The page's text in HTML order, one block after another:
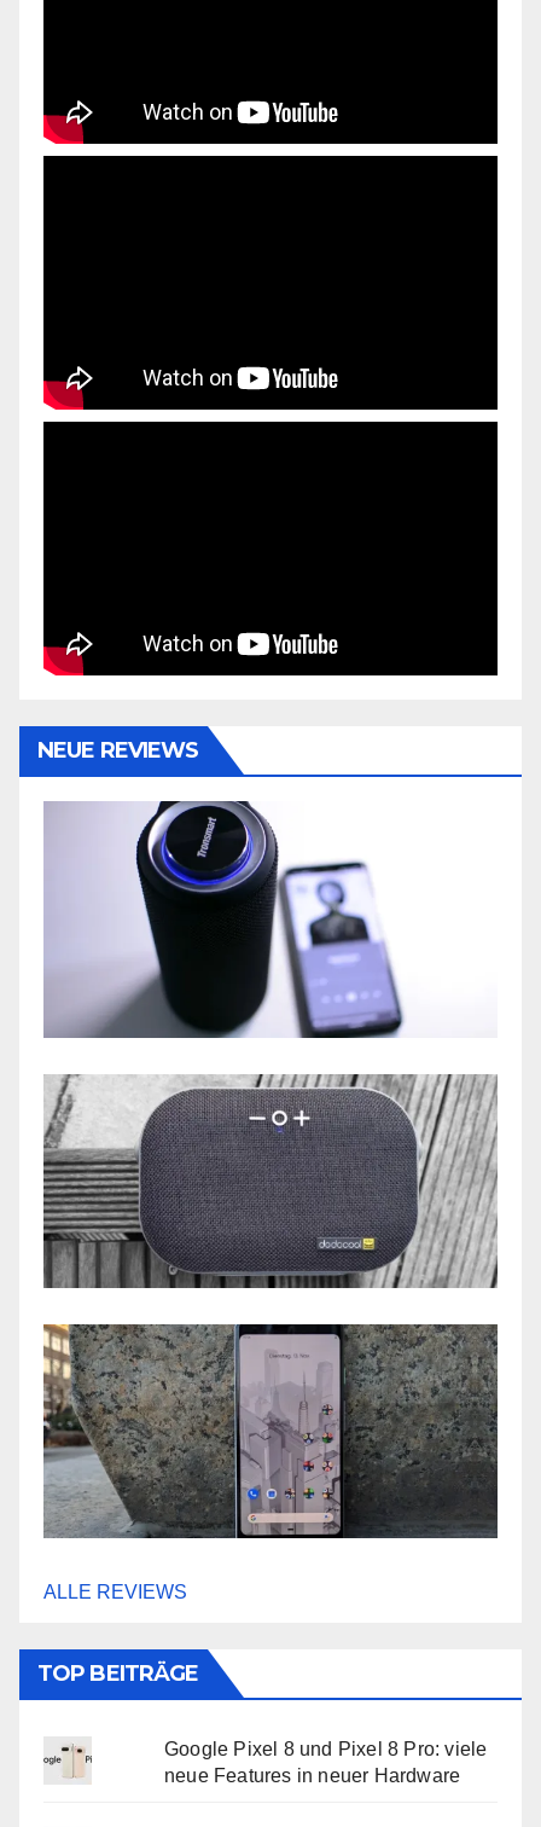
NEUE REVIEWS
ALLE REVIEWS
TOP BEITRÄGE
Google Pixel 8 und Pixel 8 Pro: viele
neue Features in neuer Hardware